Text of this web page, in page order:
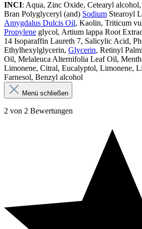
INCI: Aqua, Zinc Oxide, Cetearyl
Bran Polyglyceryl (and) Sodium Stearoyl
Amygdalus Dulcis Oil, Kaolin, Triticum
Propylene glycol, Artium lappa Root
14 Isoparaffin Laureth 7, Salicylic Acid,
Ethylhexylglycerin, Glycerin, Retinyl
Oil, Melaleuca Alternifolia Leaf Oil,
Limonene, Citral, Eucalyptol, Limonene,
Farnesol, Benzyl alcohol
Menü schließen
2 von 2 Bewertungen